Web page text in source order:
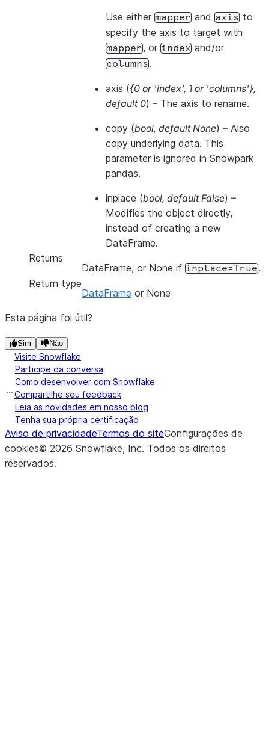
Use either mapper and axis to
specify the axis to target with
mapper, or index and/or
columns.
axis ({0 or 'index', 1 or 'columns'},
default 0) – The axis to rename.
copy (bool, default None) – Also
copy underlying data. This
parameter is ignored in Snowpark
pandas.
inplace (bool, default False) –
Modifies the object directly,
instead of creating a new
DataFrame.
Returns
DataFrame, or None if inplace=True.
Return type
DataFrame or None
Esta página foi útil?
Sim Não
Visite Snowflake
Participe da conversa
Como desenvolver com Snowflake
Compartilhe seu feedback
Leia as novidades em nosso blog
Tenha sua própria certificação
Aviso de privacidadeTermos do siteConfigurações de
cookies© 2026 Snowflake, Inc. Todos os direitos
reservados.